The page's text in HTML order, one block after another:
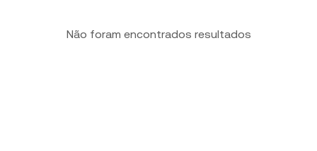
Não foram encontrados resultados